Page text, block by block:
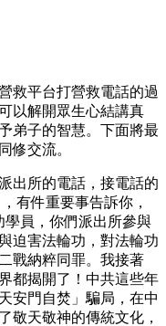
救平台打營救電話的過
以解開眾生心結講真
弟子的智慧。下面將最
修交流。
出所的電話，接電話的
有件重要事告訴你，
學員，你們派出所參與
迫害法輪功，對法輪功
戰納粹同罪。我接著
都揭開了！中共這些年
安門自焚」騙局，在中
敬天敬神的傳統文化，